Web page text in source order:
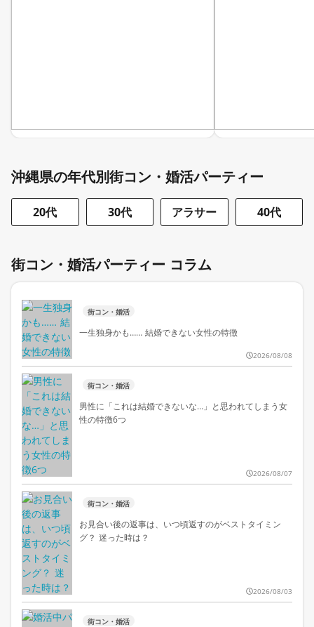
沖縄県の年代別街コン・婚活パーティー
20代 30代 アラサー 40代
街コン・婚活パーティー コラム
街コン・婚活
一生独身かも…… 結婚できない女性の特徴
2026/08/08
街コン・婚活
男性に「これは結婚できないな…」と思われてしまう女
性の特徴6つ
2026/08/07
街コン・婚活
お見合い後の返事は、いつ頃返すのがベストタイミン
グ？ 迷った時は？
2026/08/03
街コン・婚活